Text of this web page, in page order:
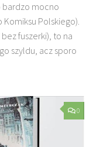
bardzo mocno
Komiksu Polskiego).
fuszerki), to na
szyldu, acz sporo
0